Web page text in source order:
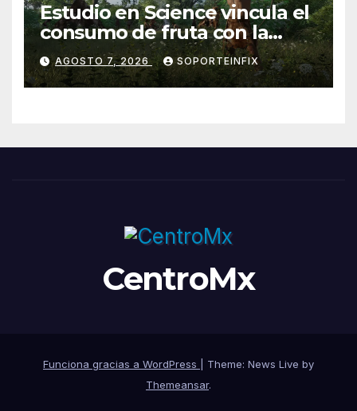
Estudio en Science vincula el
consumo de fruta con la
evolución del cerebro
humano
AGOSTO 7, 2026 SOPORTEINFIX
CentroMx
Funciona gracias a WordPress
Theme: News Live by
Themeansar.